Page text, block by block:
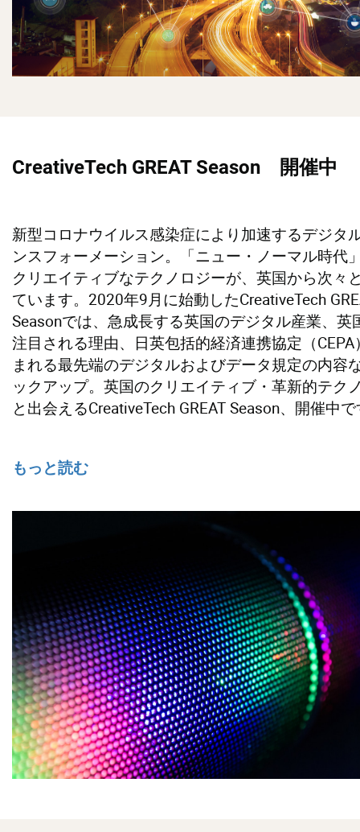
CreativeTech GREAT Season 開催中
新型コロナウイルス感染症により加速するデジタ
ンスフォーメーション。「ニュー・ノーマル時代
クリエイティブなテクノロジーが、英国から次々
ています。2020年9月に始動したCreativeTech
Seasonでは、急成長する英国のデジタル産業、英
注目される理由、日英包括的経済連携協定（CEPA
まれる最先端のデジタルおよびデータ規定の内容
ックアップ。英国のクリエイティブ・革新的テク
と出会えるCreativeTech GREAT Season、開催中
もっと読む